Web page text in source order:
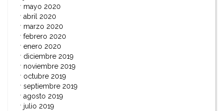
mayo 2020
abril 2020
marzo 2020
febrero 2020
enero 2020
diciembre 2019
noviembre 2019
octubre 2019
septiembre 2019
agosto 2019
julio 2019